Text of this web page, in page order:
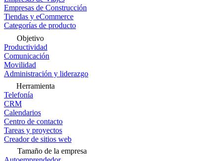
Empresas de Construcción
Tiendas y eCommerce
Categorías de producto
Objetivo
Productividad
Comunicación
Movilidad
Administración y liderazgo
Herramienta
Telefonía
CRM
Calendarios
Centro de contacto
Tareas y proyectos
Creador de sitios web
Tamaño de la empresa